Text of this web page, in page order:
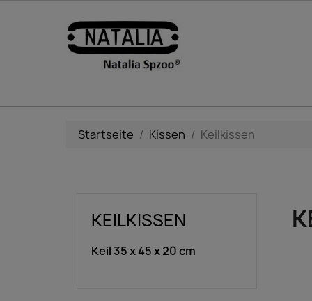
Startseite Kissen Keilkissen
KEILKISSEN
Keil 35 x 45 x 20 cm